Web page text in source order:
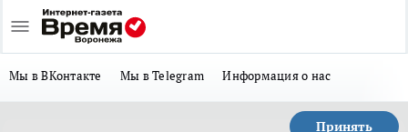
Мы в ВКонтакте Мы в Telegram Информация о нас
Принять